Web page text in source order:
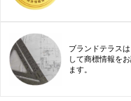
ブランドテラス
して商標情報を
ます。